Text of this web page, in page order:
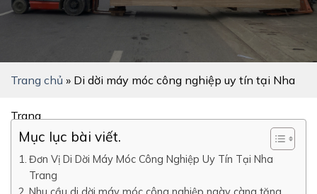
Trang chủ » Di dời máy móc công nghiệp uy tín tại Nha
Trang
Mục lục bài viết.
Đơn Vị Di Dời Máy Móc Công Nghiệp Uy Tín Tại Nha
Trang
Nhu cầu di dời máy móc công nghiệp ngày càng tăng